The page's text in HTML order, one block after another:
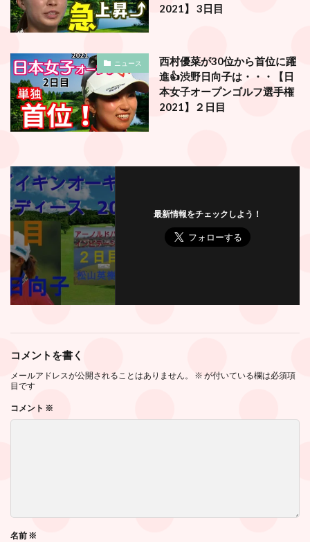
2021】 3日目
ニュース
西村優菜が30位から首位に躍
進👍渋野日向子は・・・【日
本女子オープンゴルフ選手権
2021】２日目
最新情報をチェックしよう！
コメントを書く
メールアドレスが公開されることはありません。 ※ が付いている欄は必須項
目です
コメント ※
名前 ※